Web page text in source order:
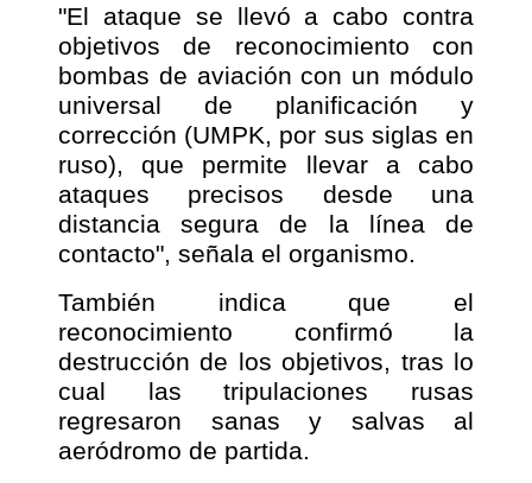
"El ataque se llevó a cabo contra
objetivos de reconocimiento con
bombas de aviación con un módulo
universal de planificación y
corrección (UMPK, por sus siglas en
ruso), que permite llevar a cabo
ataques precisos desde una
distancia segura de la línea de
contacto", señala el organismo.
También indica que el
reconocimiento confirmó la
destrucción de los objetivos, tras lo
cual las tripulaciones rusas
regresaron sanas y salvas al
aeródromo de partida.